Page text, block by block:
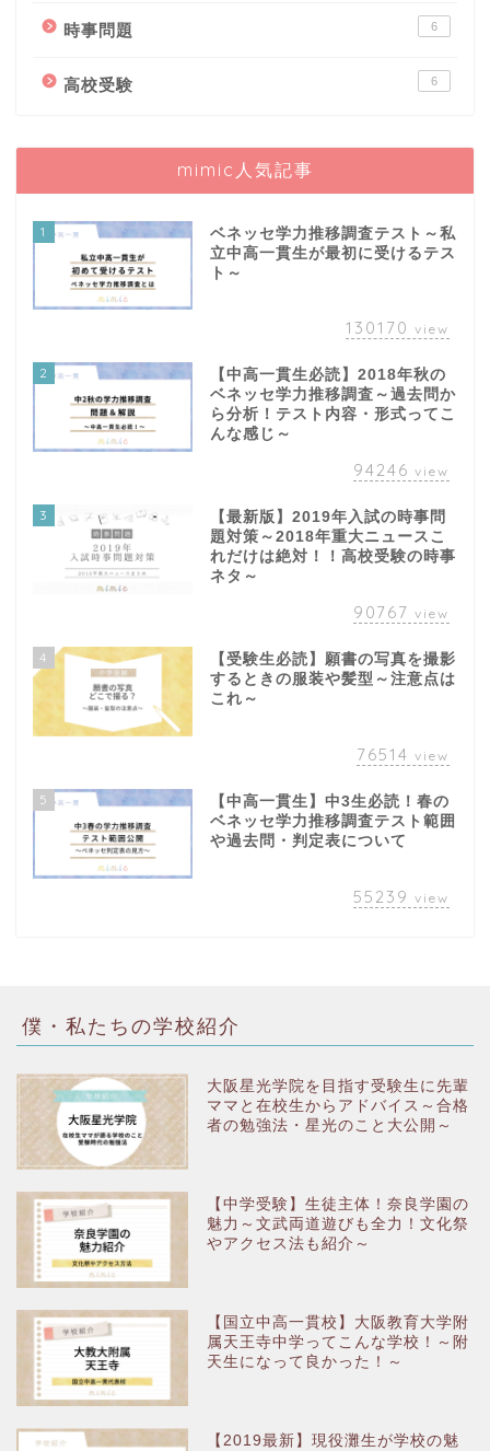
時事問題 6
高校受験 6
mimic人気記事
1
ベネッセ学力推移調査テスト～私
立中高一貫生が最初に受けるテス
ト～
130170 view
2
【中高一貫生必読】2018年秋の
ベネッセ学力推移調査～過去問か
ら分析！テスト内容・形式ってこ
んな感じ～
94246 view
3
【最新版】2019年入試の時事問
題対策～2018年重大ニュースこ
れだけは絶対！！高校受験の時事
ネタ～
90767 view
4
【受験生必読】願書の写真を撮影
するときの服装や髪型～注意点は
これ～
76514 view
5
【中高一貫生】中3生必読！春の
ベネッセ学力推移調査テスト範囲
や過去問・判定表について
55239 view
僕・私たちの学校紹介
大阪星光学院を目指す受験生に先輩
ママと在校生からアドバイス～合格
者の勉強法・星光のこと大公開～
【中学受験】生徒主体！奈良学園の
魅力～文武両道遊びも全力！文化祭
やアクセス法も紹介～
【国立中高一貫校】大阪教育大学附
属天王寺中学ってこんな学校！～附
天生になって良かった！～
【2019最新】現役灘生が学校の魅